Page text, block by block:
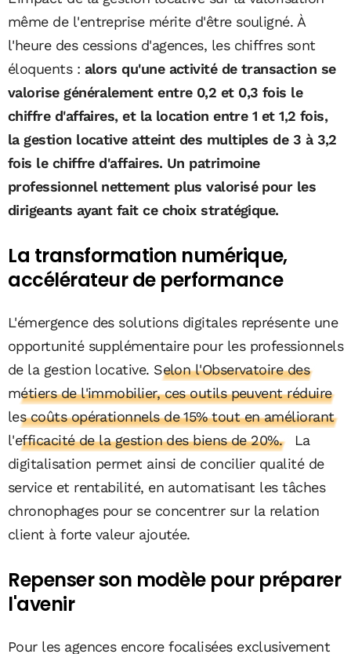
même de l'entreprise mérite d'être souligné. À
l'heure des cessions d'agences, les chiffres sont
éloquents : alors qu'une activité de transaction se
valorise généralement entre 0,2 et 0,3 fois le
chiffre d'affaires, et la location entre 1 et 1,2 fois,
la gestion locative atteint des multiples de 3 à 3,2
fois le chiffre d'affaires. Un patrimoine
professionnel nettement plus valorisé pour les
dirigeants ayant fait ce choix stratégique.
La transformation numérique,
accélérateur de performance
L'émergence des solutions digitales représente une
opportunité supplémentaire pour les professionnels
de la gestion locative. Selon l'Observatoire des
métiers de l'immobilier, ces outils peuvent réduire
les coûts opérationnels de 15% tout en améliorant
l'efficacité de la gestion des biens de 20%.
La
digitalisation permet ainsi de concilier qualité de
service et rentabilité, en automatisant les tâches
chronophages pour se concentrer sur la relation
client à forte valeur ajoutée.
Repenser son modèle pour préparer
l'avenir
Pour les agences encore focalisées exclusivement